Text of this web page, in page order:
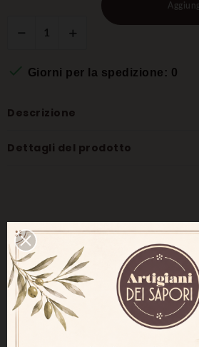
 Giorni per la spedizione: 0
Descrizione
Dettagli del prodotto